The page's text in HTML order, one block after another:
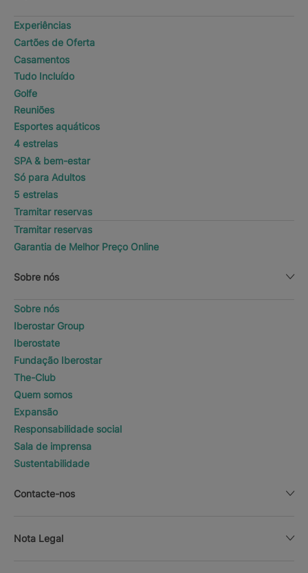
Experiências
Cartões de Oferta
Casamentos
Tudo Incluído
Golfe
Reuniões
Esportes aquáticos
4 estrelas
SPA & bem-estar
Só para Adultos
5 estrelas
Tramitar reservas
Tramitar reservas
Garantia de Melhor Preço Online
Sobre nós
Sobre nós
Iberostar Group
Iberostate
Fundação Iberostar
The-Club
Quem somos
Expansão
Responsabilidade social
Sala de imprensa
Sustentabilidade
Contacte-nos
Nota Legal